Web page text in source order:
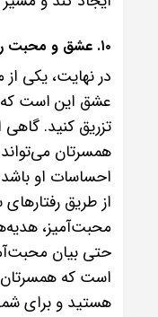
۱۰. عشق و محبت را دوباره به رابطه تزریق کنید
در نهایت، یکی از
عشق این است که
تزریق کنید.
همسرتان
احساسات او
از طریق
محبت‌آمیز،
حتی بیان
است که
هستید و برای